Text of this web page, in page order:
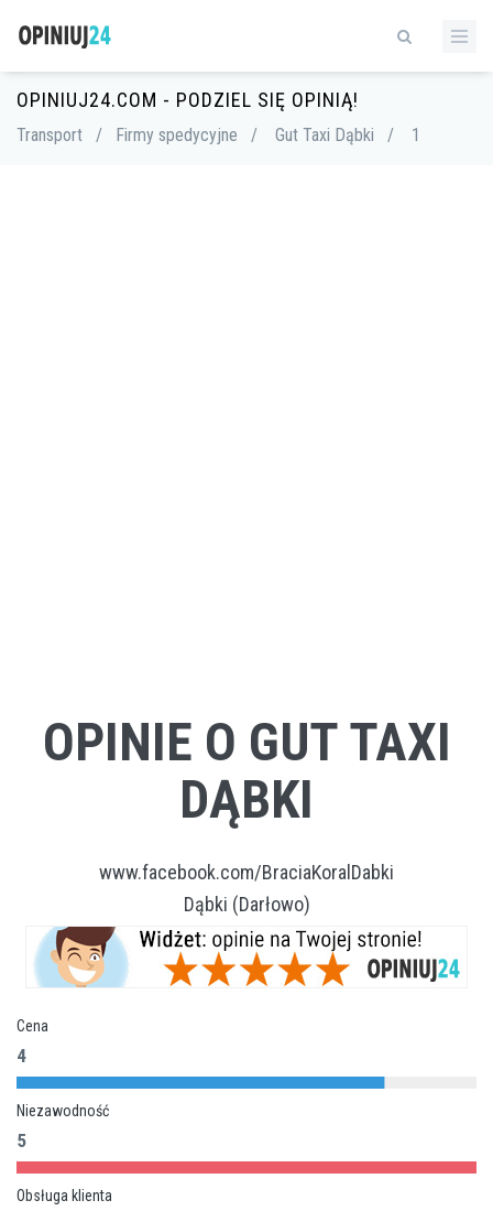
OPINIUJ24.COM - PODZIEL SIĘ OPINIĄ!
Transport / Firmy spedycyjne / Gut Taxi Dąbki / 1
OPINIE O GUT TAXI
DĄBKI
www.facebook.com/BraciaKoralDabki
Dąbki (Darłowo)
Cena
4
Niezawodność
5
Obsługa klienta